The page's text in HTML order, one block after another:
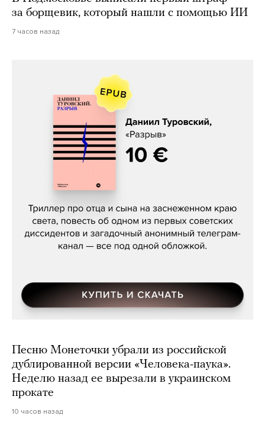
за борщевик, который нашли с помощью ИИ
7 часов назад
Даниил Туровский, «Разрыв»
Песню Монеточки убрали из российской
дублированной версии «Человека-паука».
Неделю назад ее вырезали в украинском
прокате
10 часов назад